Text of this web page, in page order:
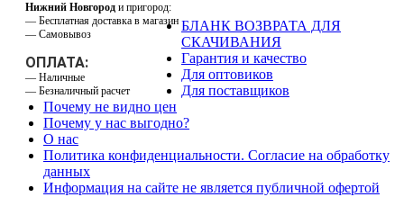
Нижний Новгород и пригород:
— Бесплатная доставка в магазин
— Самовывоз
ОПЛАТА:
— Наличные
— Безналичный расчет
БЛАНК ВОЗВРАТА ДЛЯ
СКАЧИВАНИЯ
Гарантия и качество
Для оптовиков
Для поставщиков
Почему не видно цен
Почему у нас выгодно?
О нас
Политика конфиденциальности. Согласие на обработку
данных
Информация на сайте не является публичной офертой